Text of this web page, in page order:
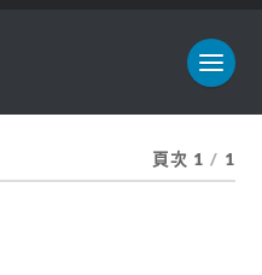
頁次 1 / 1